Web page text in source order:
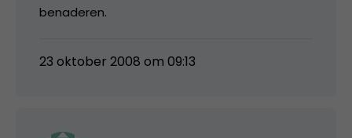
benaderen.
23 oktober 2008 om 09:13